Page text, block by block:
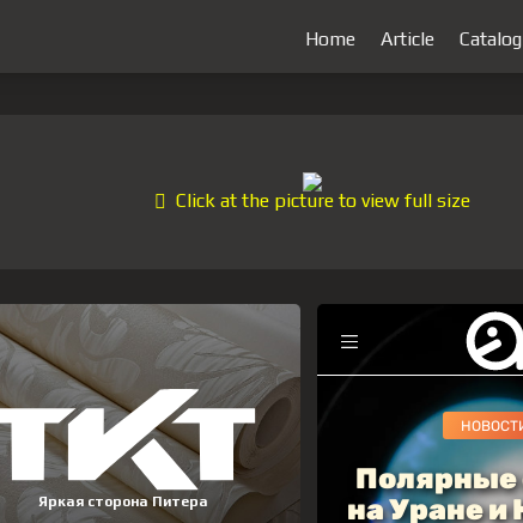
Home Article Catalog
Click at the picture to view full size